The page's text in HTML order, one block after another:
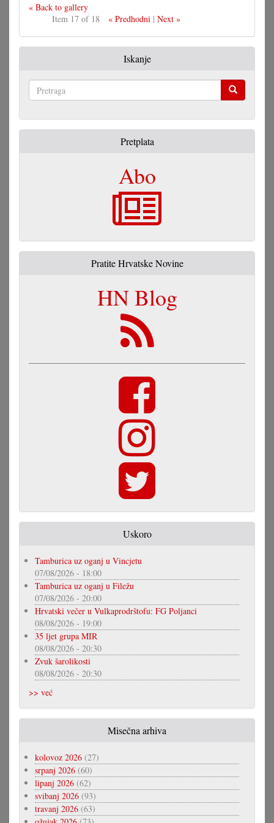
« Back to gallery
Item 17 of 18
« Predhodni| Next »
Iskanje
Pretplata
Abo
Pratite Hrvatske Novine
HN Blog
Uskoro
Tamburica uz oganj u Vincjetu
07/08/2026 - 18:00
Tamburica uz oganj u Filežu
07/08/2026 - 20:00
Hrvatski večer u Vulkaprodrštofu: FG Poljanci
08/08/2026 - 19:00
35 ljet grupa MIR
08/08/2026 - 20:30
Zvuk šarolikosti
08/08/2026 - 20:30
>> već
Misečna arhiva
kolovoz 2026 (27)
srpanj 2026 (60)
lipanj 2026 (62)
svibanj 2026 (93)
travanj 2026 (63)